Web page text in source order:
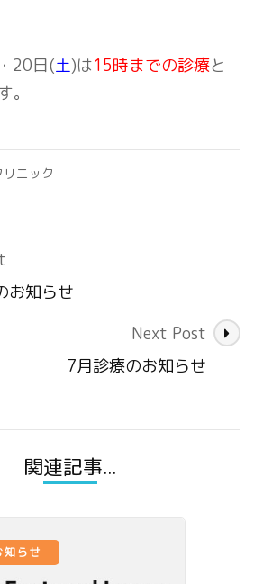
20日(土)は15時までの診療と
。
ニック
お知らせ
Next Post
7月診療のお知らせ
関連記事...
知らせ